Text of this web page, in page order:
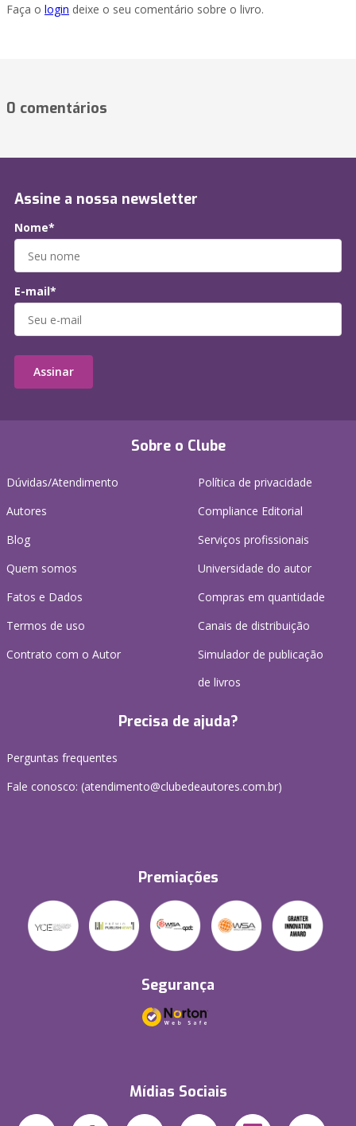
Faça o login deixe o seu comentário sobre o livro.
0 comentários
Sobre o Clube
Dúvidas/Atendimento
Autores
Blog
Quem somos
Fatos e Dados
Termos de uso
Contrato com o Autor
Política de privacidade
Compliance Editorial
Serviços profissionais
Universidade do autor
Compras em quantidade
Canais de distribuição
Simulador de publicação
de livros
Precisa de ajuda?
Perguntas frequentes
Fale conosco: (atendimento@clubedeautores.com.br)
Premiações
Segurança
Mídias Sociais
Assine a nossa newsletter
Nome*
E-mail*
Assinar